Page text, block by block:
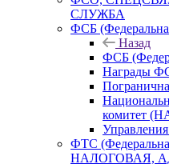
СЛУЖБА
ФСБ
Назад
ФСБ
Награды
комитет
ФТС
НАЛОГОВАЯ,